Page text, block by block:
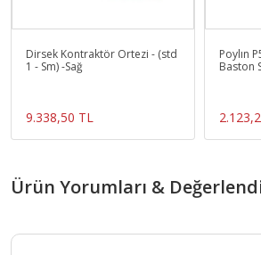
Dirsek Kontraktör Ortezi - (std
1 - Sm) -Sağ
9.338,50 TL
Poylın
Baston
Ürün Yorumları &